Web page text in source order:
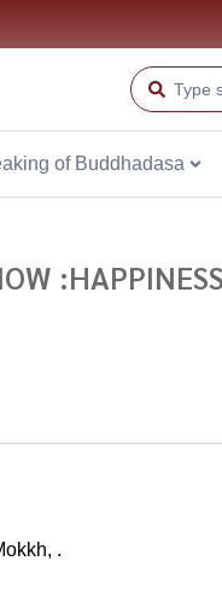
of Buddhadasa
.